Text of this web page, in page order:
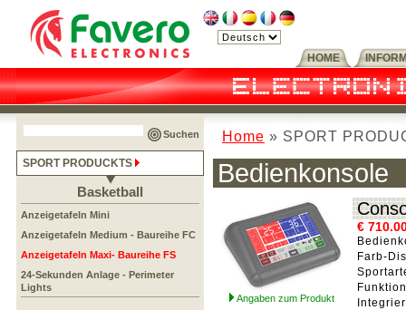
HOME
Home » SPORT
Bedienkonsole
Angaben zum Produkt
€
Farb-
Suchen
SPORT PRODUCKTS
Basketball
Anzeigetafeln Mini
Anzeigetafeln Medium - Baureihe FC
Anzeigetafeln Maxi- Baureihe FS
24-Sekunden Anlage - Perimeter
Lights